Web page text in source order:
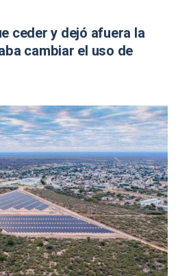
ceder y dejó afuera la
cambiar el uso de